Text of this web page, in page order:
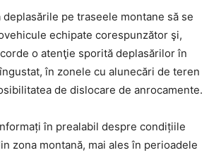
deplasările pe traseele montane să se
echipate corespunzător şi,
o atenţie sporită deplasărilor în
în zonele cu alunecări de teren
de dislocare de anrocamente.
în prealabil despre condițiile
zona montană, mai ales în perioadele